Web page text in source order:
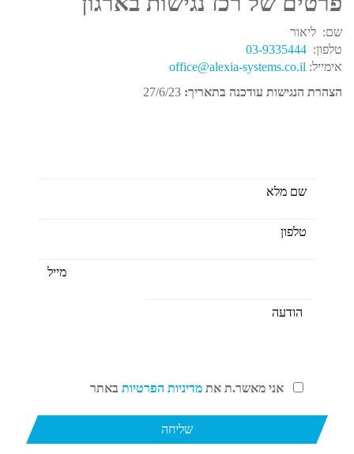
שם: ליאור
טלפון: 03-9335444
אימייל: office@alexia-systems.co.il
הצהרת הנגישות עודכנה בתאריך:
אני מאשר.ת את מדיניות הפרטיות באתר